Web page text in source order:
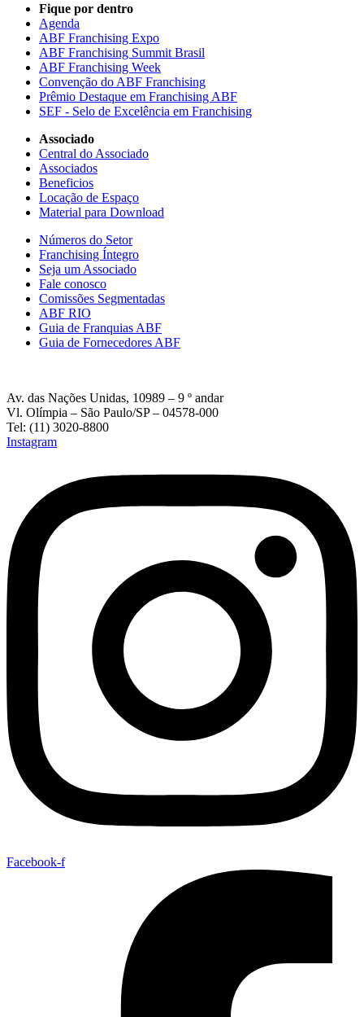
Fique por dentro
Agenda
ABF Franchising Expo
ABF Franchising Summit Brasil
ABF Franchising Week
Convenção do ABF Franchising
Prêmio Destaque em Franchising ABF
SEF - Selo de Excelência em Franchising
Associado
Central do Associado
Associados
Beneficios
Locação de Espaço
Material para Download
Números do Setor
Franchising Íntegro
Seja um Associado
Fale conosco
Comissões Segmentadas
ABF RIO
Guia de Franquias ABF
Guia de Fornecedores ABF
Av. das Nações Unidas, 10989 – 9 º andar
Vl. Olímpia – São Paulo/SP – 04578-000
Tel: (11) 3020-8800
Instagram
Facebook-f